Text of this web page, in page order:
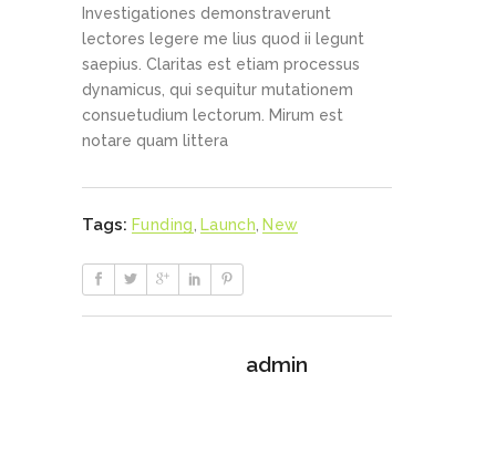
Investigationes demonstraverunt
lectores legere me lius quod ii legunt
saepius. Claritas est etiam processus
dynamicus, qui sequitur mutationem
consuetudium lectorum. Mirum est
notare quam littera
Tags: Funding Launch New
admin